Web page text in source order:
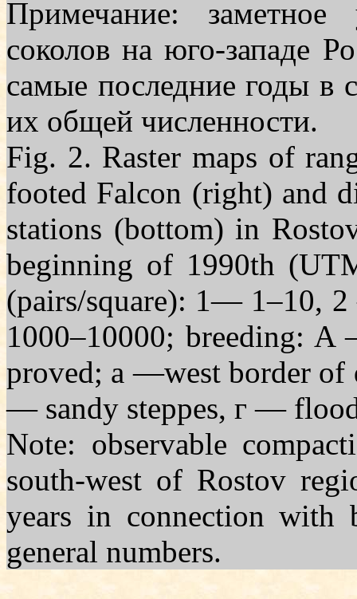
Примечание: заметное
соколов на юго-западе
самые последние годы в
их общей численности.
Fig. 2. Raster maps of
footed Falcon (right) and
stations (bottom) in
beginning of 1990th
(pairs/square): 1— 1–10,
1000–10000; breeding:
proved; а —west border of
— sandy steppes, г — flood
Note: observable
south-west of Rostov
years in connection with
general numbers.